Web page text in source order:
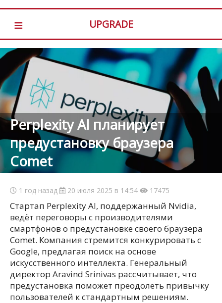
≡ UPGRADE
Perplexity AI планирует
предустановку браузера
Comet
1 год назад 20 июля 2025 в 14:54 17475
Стартап Perplexity AI, поддержанный Nvidia,
ведёт переговоры с производителями
смартфонов о предустановке своего браузера
Comet. Компания стремится конкурировать с
Google, предлагая поиск на основе
искусственного интеллекта. Генеральный
директор Aravind Srinivas рассчитывает, что
предустановка поможет преодолеть привычку
пользователей к стандартным решениям.